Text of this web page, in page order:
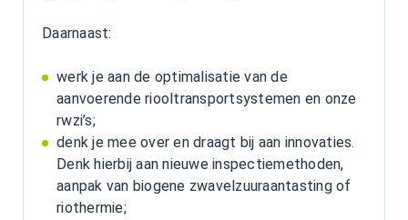
Daarnaast:
werk je aan de optimalisatie van de
aanvoerende riooltransportsystemen en onze
rwzi’s;
denk je mee over en draagt bij aan innovaties.
Denk hierbij aan nieuwe inspectiemethoden,
aanpak van biogene zwavelzuuraantasting of
riothermie;